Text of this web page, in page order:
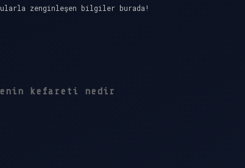
zenginleşen bilgiler burada!
kefareti nedir